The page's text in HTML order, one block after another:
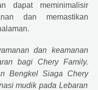
dapat meminimalisir
dan memastikan
dan keamanan
bagi CheryFamily.
Bengkel Siaga Chery
mudik pada Lebaran